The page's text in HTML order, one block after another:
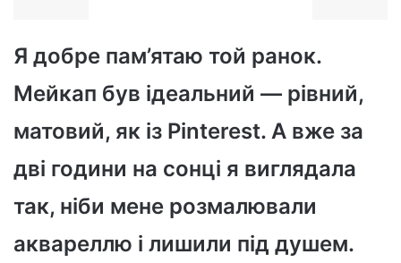
Я добре пам’ятаю той ранок.
Мейкап був ідеальний — рівний,
матовий, як із Pinterest. А вже за
дві години на сонці я виглядала
так, ніби мене розмалювали
аквареллю і лишили під душем.